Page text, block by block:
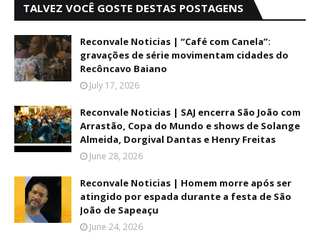
TALVEZ VOCÊ GOSTE DESTAS POSTAGENS
Reconvale Noticias | “Café com Canela”:
gravações de série movimentam cidades do
Recôncavo Baiano
July 17, 2026
Reconvale Noticias | SAJ encerra São João com
Arrastão, Copa do Mundo e shows de Solange
Almeida, Dorgival Dantas e Henry Freitas
June 28, 2026
Reconvale Noticias | Homem morre após ser
atingido por espada durante a festa de São
João de Sapeaçu
June 24, 2026